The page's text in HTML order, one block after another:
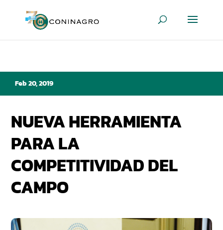
Feb 20, 2019
NUEVA HERRAMIENTA
PARA LA
COMPETITIVIDAD DEL
CAMPO